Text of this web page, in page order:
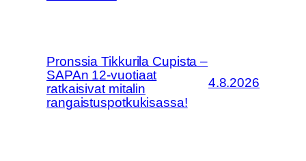
Pronssia Tikkurila Cupista –
SAPAn 12-vuotiaat
ratkaisivat mitalin
rangaistuspotkukisassa!
4.8.2026